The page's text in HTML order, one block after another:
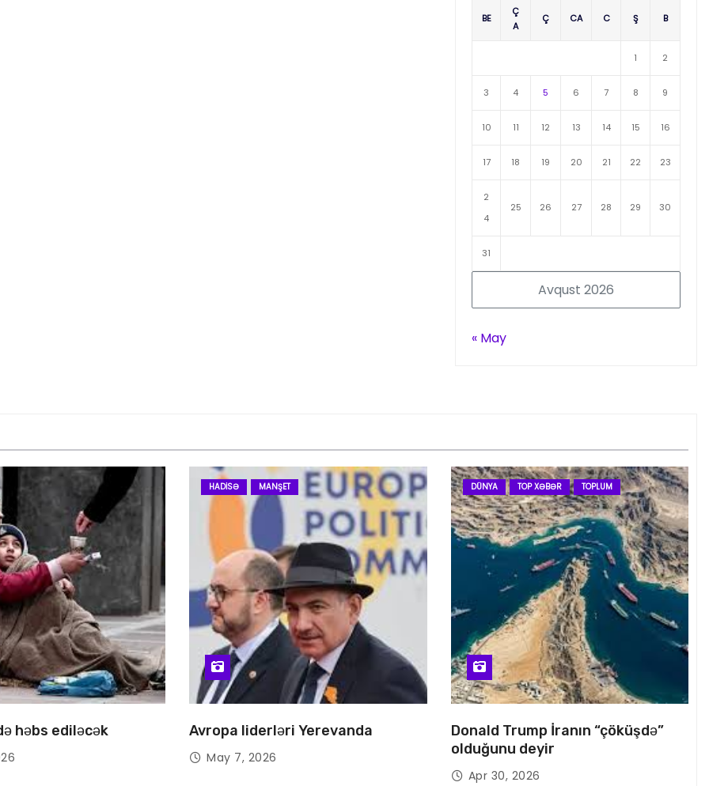
Avqust 2026
BE
Ç
A
Ç CA C Ş B
1 2
3 4 5 6 7 8 9
10 11 12 13 14 15 16
17 18 19 20 21 22 23
2
4
25 26 27 28 29 30
31
« May
həbs ediləcək
HADISƏ MANŞET
Avropa liderləri Yerevanda
May 7, 2026
DÜNYA TOP XƏBƏR TOPLUM
Donald Trump İranın “çöküşdə”
olduğunu deyir
Apr 30, 2026